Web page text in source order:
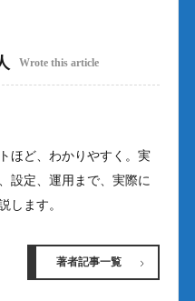
Wrote this article
ほど、わかりやすく。実
設定、運用まで、実際に
します。
著者記事一覧